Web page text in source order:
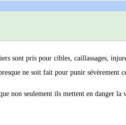
sont pris pour cibles, caillassages,
ne soit fait pour punir sévèrement
non seulement ils mettent en danger la